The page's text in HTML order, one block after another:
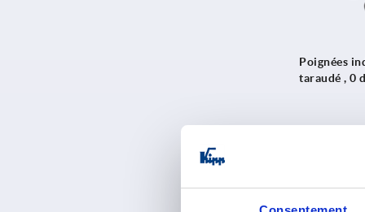
Poignées
taraudé , 0